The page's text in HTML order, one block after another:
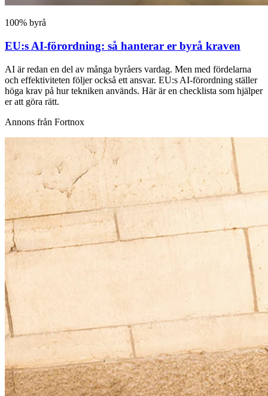
100% byrå
EU:s AI-förordning: så hanterar er byrå kraven
AI är redan en del av många byråers vardag. Men med fördelarna
och effektiviteten följer också ett ansvar. EU:s AI-förordning ställer
höga krav på hur tekniken används. Här är en checklista som hjälper
er att göra rätt.
Annons från Fortnox